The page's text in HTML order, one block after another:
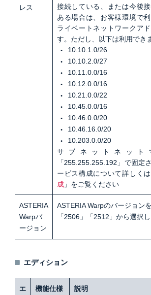
レス
接続している、または今後
ある場合は、お客様環境で
ライベートネットワークア
す。ただし、以下は利用でき
10.10.1.0/26
10.10.2.0/27
10.11.0.0/16
10.12.0.0/16
10.21.0.0/22
10.45.0.0/16
10.46.0.0/20
10.46.16.0/20
10.203.0.0/20
サブネットネット
「255.255.255.192」で固定
ービス構成について詳しく
成 」をご覧ください
ASTERIA
Warpバ
ージョン
ASTERIA Warpのバージョン
「2506」「2512」から選択
エディション
エ
機能仕様 説明